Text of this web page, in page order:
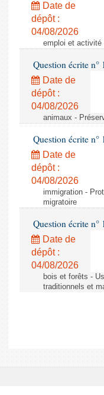
Date de
dépôt :
04/08/2026
emploi et activité
Question écrite
Date de
dépôt :
04/08/2026
animaux -
Question écrite
Date de
dépôt :
04/08/2026
immigration -
migratoire
Question écrite
Date de
dépôt :
04/08/2026
bois et forêts -
traditionnels et